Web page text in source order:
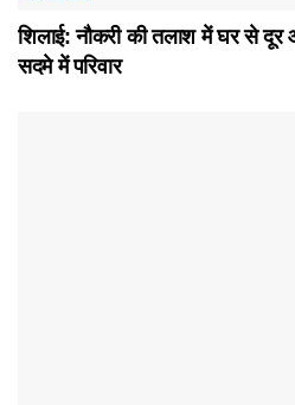
शिलाई: नौकरी की तलाश में घर से दूर
सदमे में परिवार